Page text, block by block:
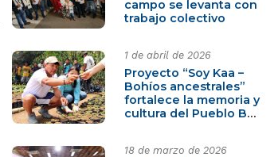
campo se levanta con
trabajo colectivo
1 de abril de 2026
Proyecto “Soy Kaa –
Bohíos ancestrales”
fortalece la memoria y
cultura del Pueblo Barí
18 de marzo de 2026